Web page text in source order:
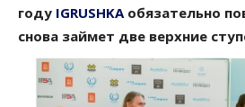
году IGRUSHKAобязательно
снова займет две верхние